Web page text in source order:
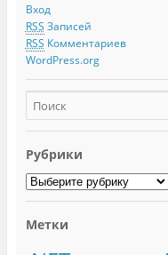
Вход
RSS Записей
RSS Комментариев
WordPress.org
Рубрики
Метки